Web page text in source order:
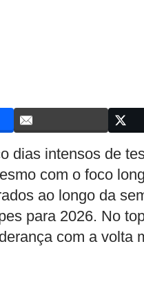
dias intensos de
com o foco
ao longo da
para 2026. No
com a volta